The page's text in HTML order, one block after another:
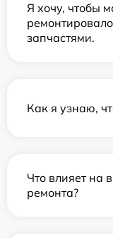
Я хочу, чтобы
запчастями.
Как я узнаю,
Что влияет на
ремонта?